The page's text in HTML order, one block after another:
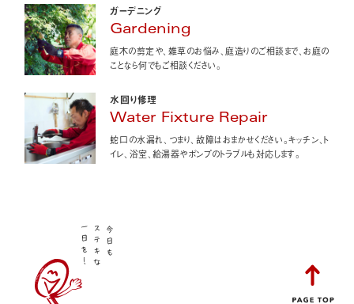
ガーデニング
Gardening
庭木の剪定や、雑草のお悩み、庭造りのご相談まで、お庭の
ことなら何でもご相談ください。
水回り修理
Water Fixture Repair
蛇口の水漏れ、つまり、故障はおまかせください。キッチン、ト
イレ、浴室、給湯器やポンプのトラブルも対応します。